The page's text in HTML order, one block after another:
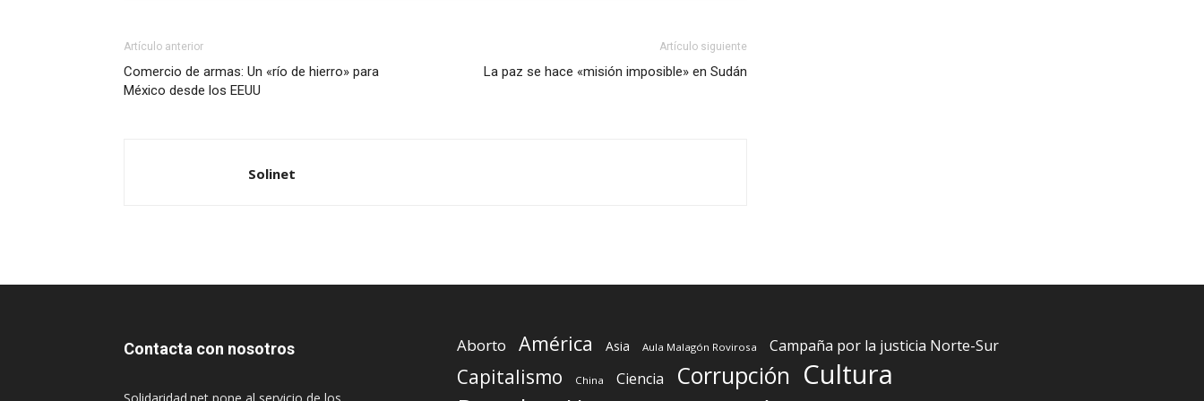
Artículo anterior
Comercio de armas: Un «río de hierro» para
México desde los EEUU
Artículo siguiente
La paz se hace «misión imposible» en Sudán
Solinet
Contacta con nosotros Aborto América Asia Aula Malagón Rovirosa Campaña por la justicia Norte-Sur
Capitalismo China Ciencia Corrupción Cultura